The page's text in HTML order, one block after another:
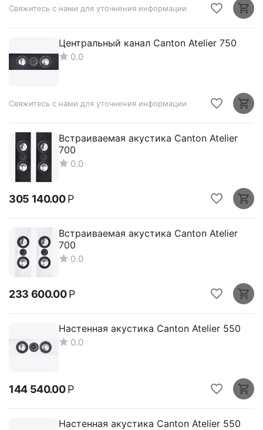
Свяжитесь с нами для уточнения информации
Центральный канал Canton Atelier 750
0.0
Свяжитесь с нами для уточнения информации
Встраиваемая акустика Canton Atelier
700
0.0
305 140.00 Р
Встраиваемая акустика Canton Atelier
700
0.0
233 600.00 Р
Настенная акустика Canton Atelier 550
0.0
144 540.00 Р
Настенная акустика Canton Atelier 550